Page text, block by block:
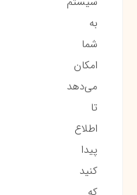
به
شما
امکان
می‌دهد
تا
اطلاع
پیدا
کنید